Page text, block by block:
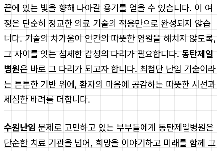
끝에 있는 빛을 향해 나아갈 용기를 얻을 수 있습니다. 이 여
정은 단순히 정교한 의료 기술의 적용만으로 완성되지 않습
니다. 기술의 차가움이 인간의 따뜻한 염원을 해치지 않도록,
그 사이를 잇는 섬세한 감성의 다리가 필요합니다. 동탄제일
병원은 바로 그 다리가 되고자 합니다. 최첨단 난임 기술이라
는 튼튼한 기반 위에, 환자의 마음에 공감하는 따뜻한 시선과
세심한 배려를 더합니다.
수원난임 문제로 고민하고 있는 부부들에게 동탄제일병원은
단순한 치료 기관을 넘어, 희망을 이야기하고 미래를 함께 그